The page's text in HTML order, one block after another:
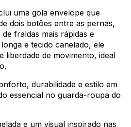
uma gola envelope que
dois botões entre as pernas,
fraldas mais rápidas e
e tecido canelado, ele
liberdade de movimento, ideal
durabilidade e estilo em
essencial no guarda-roupa do
e um visual inspirado nas